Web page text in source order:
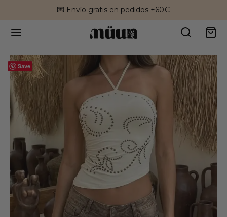
💌 Envío gratis en pedidos +60€
Save